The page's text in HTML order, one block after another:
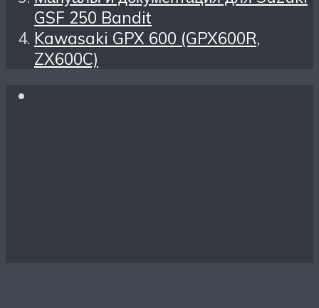
GSF 250 Bandit
Kawasaki GPX 600 (GPX600R,
ZX600C)